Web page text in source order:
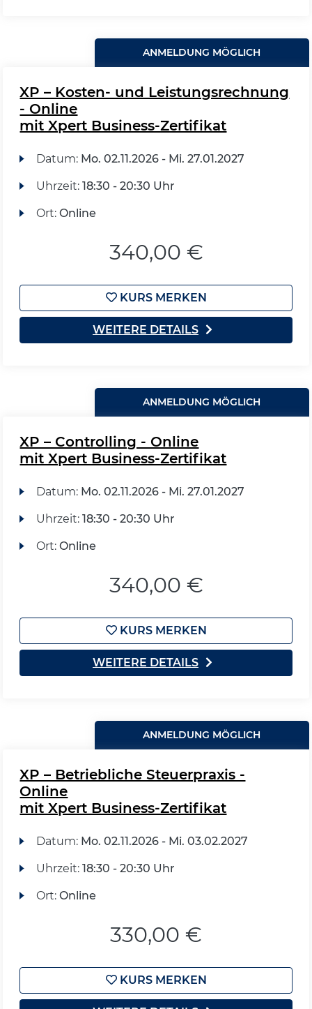
ANMELDUNG MÖGLICH
XP – Kosten- und Leistungsrechnung
- Online
mit Xpert Business-Zertifikat
Datum: Mo. 02.11.2026 - Mi. 27.01.2027
Uhrzeit: 18:30 - 20:30 Uhr
Ort: Online
340,00 €
KURS MERKEN
WEITERE DETAILS
ANMELDUNG MÖGLICH
XP – Controlling - Online
mit Xpert Business-Zertifikat
Datum: Mo. 02.11.2026 - Mi. 27.01.2027
Uhrzeit: 18:30 - 20:30 Uhr
Ort: Online
340,00 €
KURS MERKEN
WEITERE DETAILS
ANMELDUNG MÖGLICH
XP – Betriebliche Steuerpraxis -
Online
mit Xpert Business-Zertifikat
Datum: Mo. 02.11.2026 - Mi. 03.02.2027
Uhrzeit: 18:30 - 20:30 Uhr
Ort: Online
330,00 €
KURS MERKEN